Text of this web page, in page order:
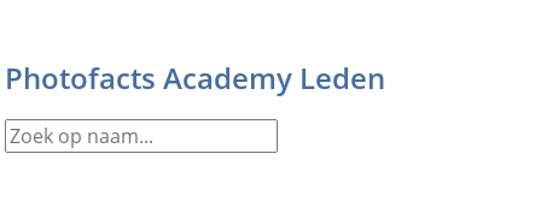
Photofacts Academy Leden